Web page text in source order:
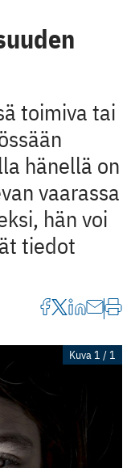
toimiva tai
hänellä on
vaarassa
hän voi
tiedot
Kuva 1 / 1